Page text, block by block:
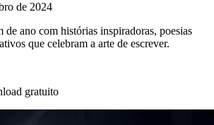
de 2024
de ano com histórias inspiradoras, poesias
que celebram a arte de escrever.
gratuito